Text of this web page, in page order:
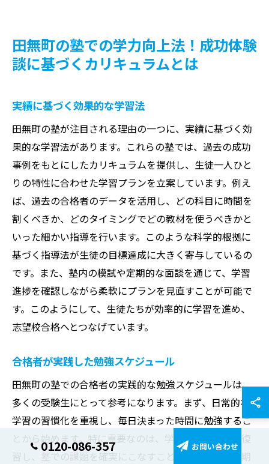
田無町の塾での学力向上法！成功体験
談に基づくカリキュラムとは
実績に基づく効果的な学習法
田無町の塾が注目される理由の一つに、実績に基づく効
果的な学習法があります。これらの塾では、過去の成功
事例をもとにしたカリキュラムを提供し、生徒一人ひと
りの特性に合わせた学習プランを立案しています。例え
ば、過去の合格者のデータを活用し、どの科目に時間を
割くべきか、どのタイミングでどの教材を使うべきかと
いった細かい指導を行います。このような科学的根拠に
基づく指導法が生徒の目標達成に大きく寄与しているの
です。また、塾内の模試や定期的な面談を通じて、学習
進捗を確認しながら柔軟にプランを見直すことが可能で
す。このようにして、生徒たちが効率的に学習を進め、
志望校合格へとつなげています。
合格者が実践した勉強スケジュール
田無町の塾での合格者の実践的な勉強スケジュールは、
多くの受験生にとって参考になります。まず、日常的な
学習の習慣化を重視し、毎日決まった時間に勉強するこ
とから始めます。特に重要なのは、学校の授業内容を復
習し、塾での課題を確実にこなすことです。次に、定期
0120-086-357 お問い合わせ